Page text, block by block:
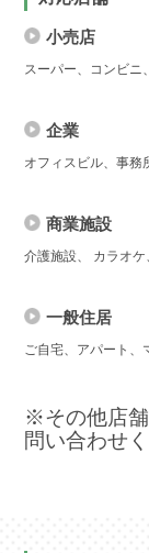
小売店
スーパー、コンビニ
企業
オフィスビル、事務
商業施設
介護施設、 カラオ
一般住居
ご自宅、アパート、
※その他店
問い合わせく